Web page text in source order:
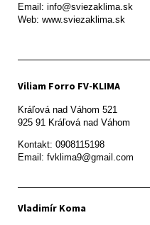
Email: info@sviezaklima.sk
Web: www.sviezaklima.sk
Viliam Forro FV-KLIMA
Kráľová nad Váhom 521
Kontakt: 0908115198
Email: fvklima9@gmail.com
Vladimír Koma